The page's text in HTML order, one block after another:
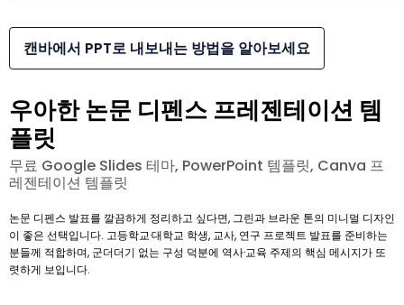
캔바에서 PPT로 내보내는 방법을 알아보세요
우아한 논문 디펜스 프레젠테이션 템
플릿
무료 Google Slides 테마, PowerPoint 템플릿, Canva 프
레젠테이션 템플릿
논문 디펜스 발표를 깔끔하게 정리하고 싶다면, 그린과 브라운 톤의 미니멀 디자인
이 좋은 선택입니다. 고등학교·대학교 학생, 교사, 연구 프로젝트 발표를 준비하는
분들께 적합하며, 군더더기 없는 구성 덕분에 역사·교육 주제의 핵심 메시지가 또
렷하게 보입니다.